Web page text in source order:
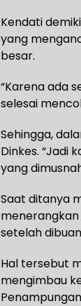
Kendati
yang
besar.
“Karena ada
selesai
Sehingga,
Dinkes. “Jadi
yang
Saat ditanya
setelah
Hal tersebut
mengimbau